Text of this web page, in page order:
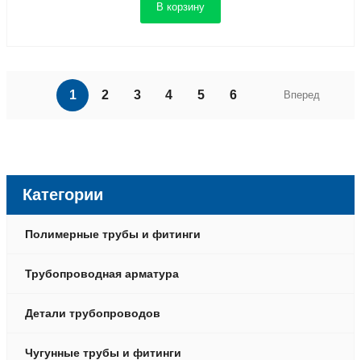
В корзину
1 2 3 4 5 6 Вперед
Категории
Полимерные трубы и фитинги
Трубопроводная арматура
Детали трубопроводов
Чугунные трубы и фитинги